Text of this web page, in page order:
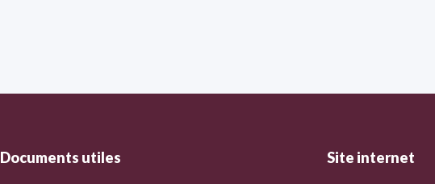
Documents utiles Site internet